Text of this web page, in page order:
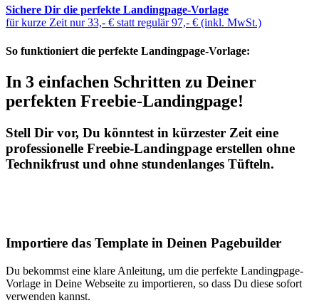
Sichere Dir die perfekte Landingpage-Vorlage
für kurze Zeit nur 33,- € statt regulär 97,- € (inkl. MwSt.)
So funktioniert die perfekte Landingpage-Vorlage:
In 3 einfachen Schritten zu Deiner
perfekten Freebie-Landingpage!
Stell Dir vor, Du könntest in kürzester Zeit eine
professionelle Freebie-Landingpage erstellen ohne
Technikfrust und ohne stundenlanges Tüfteln.
Importiere das Template in Deinen Pagebuilder
Du bekommst eine klare Anleitung, um die perfekte Landingpage-
Vorlage in Deine Webseite zu importieren, so dass Du diese sofort
verwenden kannst.